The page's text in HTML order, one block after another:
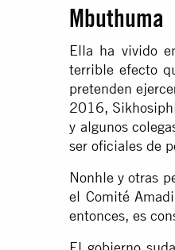
Mbuthuma
Ella ha vivido
terrible efecto
pretenden
2016,
y algunos
ser oficiales de
Nonhle y otras
el Comité
entonces, es